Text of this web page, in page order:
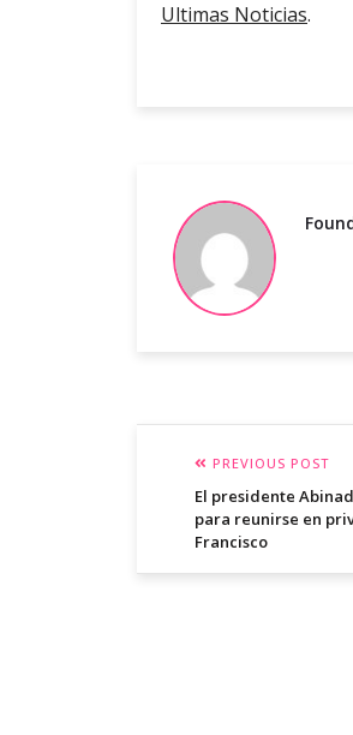
Ultimas Noticias.
PREVIOUS POST
El presidente
para reunirse en
Francisco